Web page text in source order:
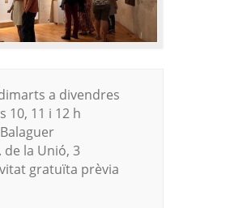
a divendres
10, 11 i 12 h
de la Unió, 3
gratuïta prèvia